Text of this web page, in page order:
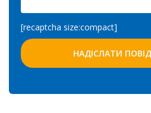
[recaptcha size:compact]